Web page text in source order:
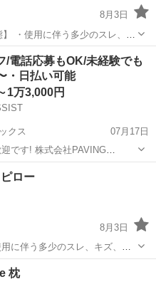
8月3日
・詳細は現地でご確認くださ
承願います ※中古品のため...
/電話応募もOK/未経験でも
・日払い可能
1万3,000円
クス
07月17日
です! 株式会社PAVING
たお金が必要」 「どうせ働く
業所が良い」 そんな貴方にぴ
ロー
8月3日
は現地でご確認ください ・お
す ※中古品のため、状態につ
枕